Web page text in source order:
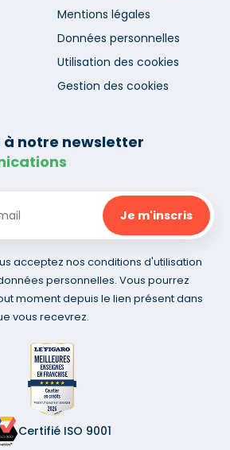
Mentions légales
Données personnelles
Utilisation des cookies
Gestion des cookies
notre newsletter
acceptez nos conditions d'utilisation
personnelles. Vous pourrez
moment depuis le lien présent dans
vous recevrez.
Certifié ISO 9001